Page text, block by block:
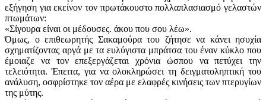
εξήγηση για εκείνον τον πρωτάκουστο πολλαπλασιασμό γελαστών
πτωμάτων:
«Σίγουρα είναι οι μέδουσες. άκου που σου λέω».
Όμως, ο επιθεωρητής Σακαμούρα του ζήτησε να κάνει ησυχία
σχηματίζοντας αργά με τα ευλύγιστα μπράτσα του έναν κύκλο που
έμοιαζε να τον επεξεργάζεται χρόνια ώσπου να πετύχει την
τελειότητα. Έπειτα, για να ολοκληρώσει τη δειγματοληπτική του
ανάλυση, οσφρίστηκε τον αέρα με ελαφρές κινήσεις των πτερυγίων
της μύτης.